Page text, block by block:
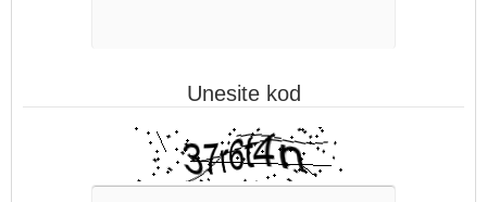
Unesite kod